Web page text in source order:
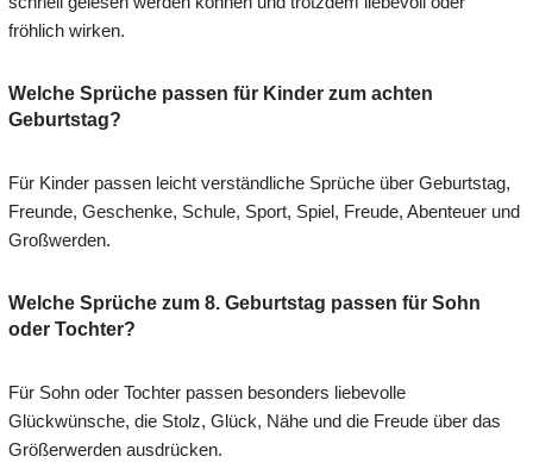
fröhlich wirken.
Welche Sprüche passen für Kinder zum achten
Geburtstag?
Für Kinder passen leicht verständliche Sprüche über Geburtstag,
Freunde, Geschenke, Schule, Sport, Spiel, Freude, Abenteuer und
Großwerden.
Welche Sprüche zum 8. Geburtstag passen für Sohn
oder Tochter?
Für Sohn oder Tochter passen besonders liebevolle
Glückwünsche, die Stolz, Glück, Nähe und die Freude über das
Größerwerden ausdrücken.